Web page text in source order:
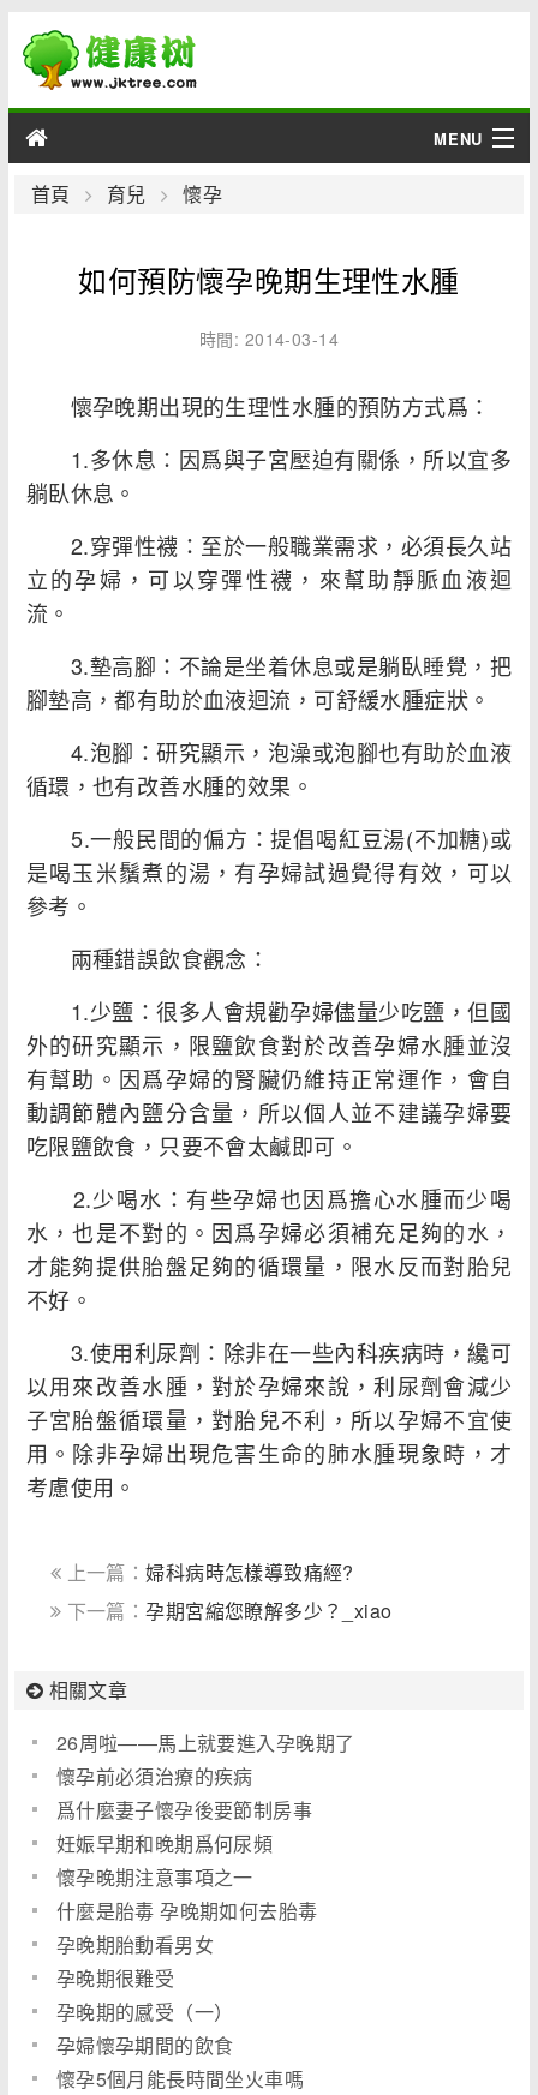
MENU
男性
疾病
首頁 育兒 懷孕
如何預防懷孕晚期生理性水腫
時間: 2014-03-14
懷孕晚期出現的生理性水腫的預防方式爲：
1.多休息：因爲與子宮壓迫有關係，所以宜多
躺臥休息。
2.穿彈性襪：至於一般職業需求，必須長久站
立的孕婦，可以穿彈性襪，來幫助靜脈血液迴
流。
3.墊高腳：不論是坐着休息或是躺臥睡覺，把
腳墊高，都有助於血液迴流，可舒緩水腫症狀。
4.泡腳：研究顯示，泡澡或泡腳也有助於血液
循環，也有改善水腫的效果。
5.一般民間的偏方：提倡喝紅豆湯(不加糖)或
是喝玉米鬚煮的湯，有孕婦試過覺得有效，可以
參考。
兩種錯誤飲食觀念：
1.少鹽：很多人會規勸孕婦儘量少吃鹽，但國
外的研究顯示，限鹽飲食對於改善孕婦水腫並沒
有幫助。因爲孕婦的腎臟仍維持正常運作，會自
動調節體內鹽分含量，所以個人並不建議孕婦要
吃限鹽飲食，只要不會太鹹即可。
2.少喝水：有些孕婦也因爲擔心水腫而少喝
水，也是不對的。因爲孕婦必須補充足夠的水，
才能夠提供胎盤足夠的循環量，限水反而對胎兒
不好。
3.使用利尿劑：除非在一些內科疾病時，纔可
以用來改善水腫，對於孕婦來說，利尿劑會減少
子宮胎盤循環量，對胎兒不利，所以孕婦不宜使
用。除非孕婦出現危害生命的肺水腫現象時，才
考慮使用。
上一篇：婦科病時怎樣導致痛經?
下一篇：孕期宮縮您瞭解多少？_xiao
相關文章
26周啦――馬上就要進入孕晚期了
懷孕前必須治療的疾病
爲什麼妻子懷孕後要節制房事
妊娠早期和晚期爲何尿頻
懷孕晚期注意事項之一
什麼是胎毒 孕晚期如何去胎毒
孕晚期胎動看男女
孕晚期很難受
孕晚期的感受（一）
孕婦懷孕期間的飲食
懷孕5個月能長時間坐火車嗎